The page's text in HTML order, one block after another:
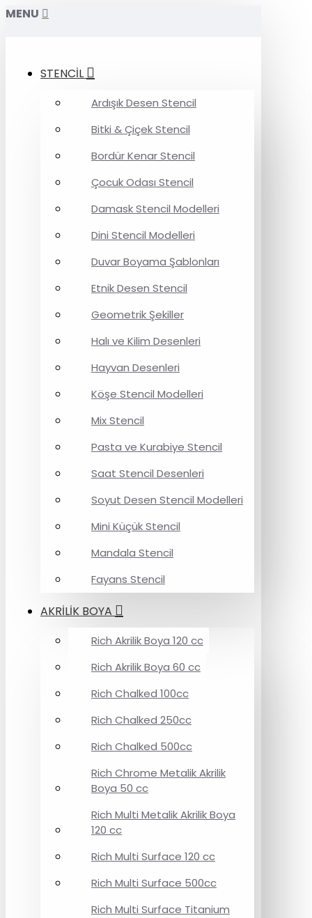
MENU
STENCİL
Ardışık Desen Stencil
Bitki & Çiçek Stencil
Bordür Kenar Stencil
Çocuk Odası Stencil
Damask Stencil Modelleri
Dini Stencil Modelleri
Duvar Boyama Şablonları
Etnik Desen Stencil
Geometrik Şekiller
Halı ve Kilim Desenleri
Hayvan Desenleri
Köşe Stencil Modelleri
Mix Stencil
Pasta ve Kurabiye Stencil
Saat Stencil Desenleri
Soyut Desen Stencil Modelleri
Mini Küçük Stencil
Mandala Stencil
Fayans Stencil
AKRİLİK BOYA
Rich Akrilik Boya 120 cc
Rich Akrilik Boya 60 cc
Rich Chalked 100cc
Rich Chalked 250cc
Rich Chalked 500cc
Rich Chrome Metalik Akrilik
Boya 50 cc
Rich Multi Metalik Akrilik Boya
120 cc
Rich Multi Surface 120 cc
Rich Multi Surface 500cc
Rich Multi Surface Titanium